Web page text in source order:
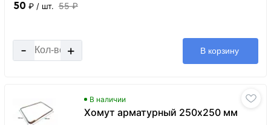
50 ₽ / шт. 55 ₽
- + В корзину
В наличии
Хомут арматурный 250x250 мм